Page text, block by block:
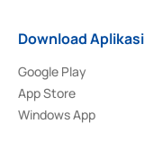
Download Aplikasi
Google Play
App Store
Windows App